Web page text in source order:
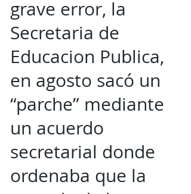
grave error, la
Secretaria de
Educacion Publica,
en agosto sacó un
“parche” mediante
un acuerdo
secretarial donde
ordenaba que la